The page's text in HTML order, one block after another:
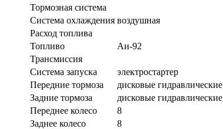
Тормозная система
Система охлаждения воздушная
Расход топлива
Топливо
Аи-92
Трансмиссия
Система запуска
электростартер
Передние тормоза
дисковые гидравлические
Задние тормоза
дисковые гидравлические
Переднее колесо
8
Заднее колесо
8